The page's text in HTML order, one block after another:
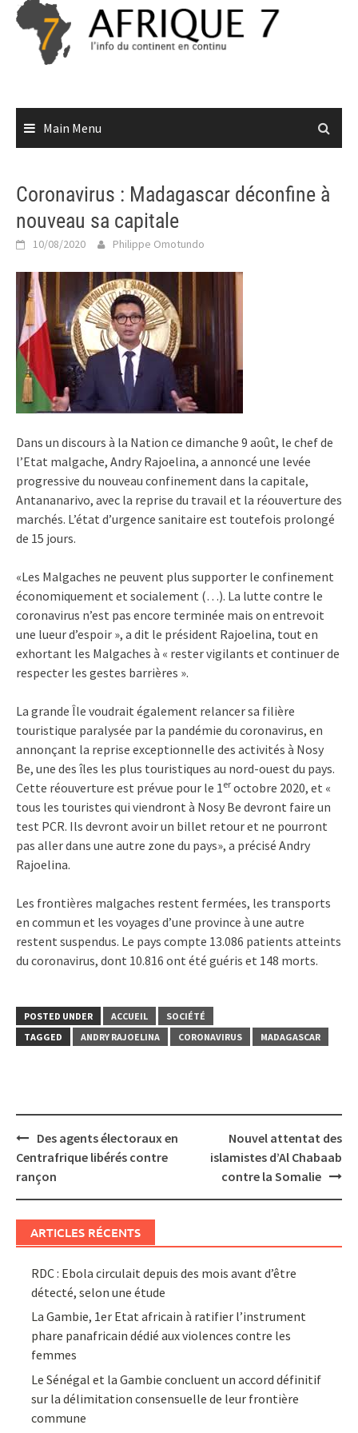
Skip
content
Main Menu
Coronavirus : Madagascar déconfine à
nouveau sa capitale
10/08/2020 Philippe Omotundo
Dans un discours à la Nation ce dimanche 9 août, le chef de
l’Etat malgache, Andry Rajoelina, a annoncé une levée
progressive du nouveau confinement dans la capitale,
Antananarivo, avec la reprise du travail et la réouverture des
marchés. L’état d’urgence sanitaire est toutefois prolongé
de 15 jours.
«Les Malgaches ne peuvent plus supporter le confinement
économiquement et socialement (…). La lutte contre le
coronavirus n’est pas encore terminée mais on entrevoit
une lueur d’espoir », a dit le président Rajoelina, tout en
exhortant les Malgaches à « rester vigilants et continuer de
respecter les gestes barrières ».
La grande Île voudrait également relancer sa filière
touristique paralysée par la pandémie du coronavirus, en
annonçant la reprise exceptionnelle des activités à Nosy
Be, une des îles les plus touristiques au nord-ouest du pays.
Cette réouverture est prévue pour le 1er octobre 2020, et «
tous les touristes qui viendront à Nosy Be devront faire un
test PCR. Ils devront avoir un billet retour et ne pourront
pas aller dans une autre zone du pays», a précisé Andry
Rajoelina.
Les frontières malgaches restent fermées, les transports
en commun et les voyages d’une province à une autre
restent suspendus. Le pays compte 13.086 patients atteints
du coronavirus, dont 10.816 ont été guéris et 148 morts.
POSTED UNDER ACCUEIL
SOCIÉTÉ
TAGGED
ANDRY RAJOELINA CORONAVIRUS MADAGASCAR
Post
navigation
Des agents électoraux en
Centrafrique libérés contre
rançon
Nouvel attentat des
islamistes d’Al Chabaab
contre la Somalie
ARTICLES RÉCENTS
RDC : Ebola circulait depuis des mois avant d’être
détecté, selon une étude
La Gambie, 1er Etat africain à ratifier l’instrument
phare panafricain dédié aux violences contre les
femmes
Le Sénégal et la Gambie concluent un accord définitif
sur la délimitation consensuelle de leur frontière
commune